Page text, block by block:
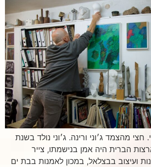
חצי מהצמד ג׳וני ורינה. ג׳וני נולד בשנת
הברית היה אמן בנישמתו, צייר
ועיצוב בבצלאל, במכון לאמנות בבת ים